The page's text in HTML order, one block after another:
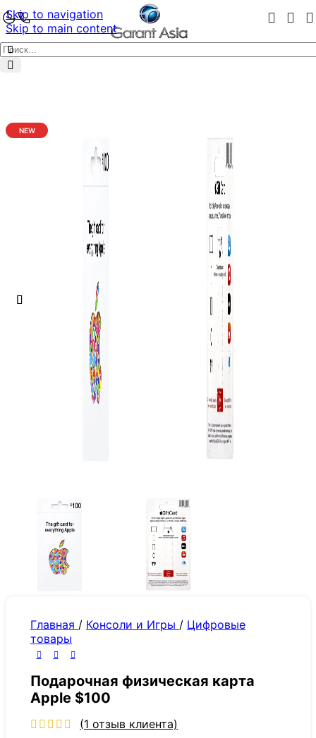
Skip to navigation
Skip to main content
NEW
Главная / Консоли и Игры / Цифровые
товары
Подарочная физическая карта
Apple $100
(1 отзыв клиента)